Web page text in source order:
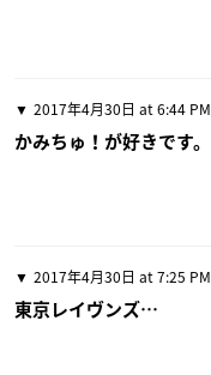
2017年4月30日 at 6:44 PM
かみちゅ！が好きです。
2017年4月30日 at 7:25 PM
東京レイヴンズ…